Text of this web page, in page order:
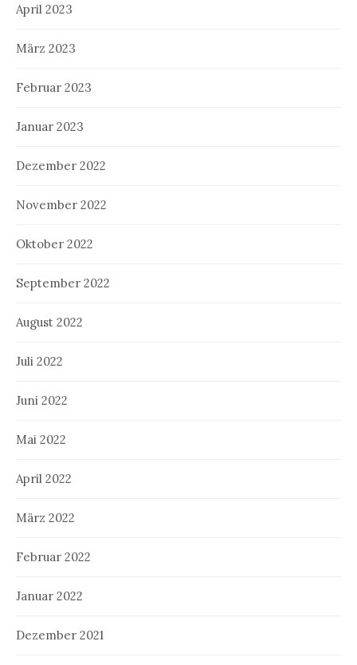
April 2023
März 2023
Februar 2023
Januar 2023
Dezember 2022
November 2022
Oktober 2022
September 2022
August 2022
Juli 2022
Juni 2022
Mai 2022
April 2022
März 2022
Februar 2022
Januar 2022
Dezember 2021